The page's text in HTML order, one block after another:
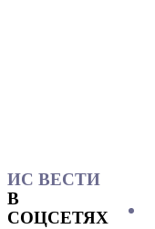
ИС ВЕСТИ
В
СОЦСЕТЯХ